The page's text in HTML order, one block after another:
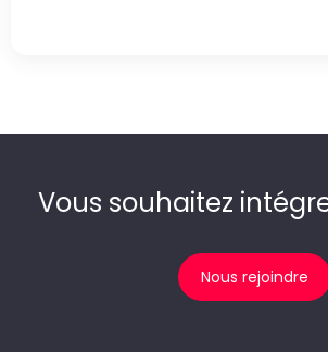
Vous souhaitez
Nous rejoindre